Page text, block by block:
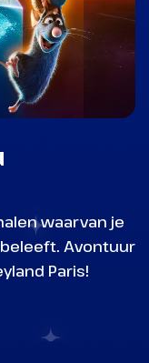
waarvan je
Avontuur
Paris!